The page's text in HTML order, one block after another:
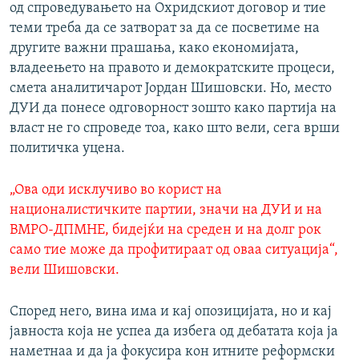
од спроведувањето на Охридскиот договор и тие
теми треба да се затворат за да се посветиме на
другите важни прашања, како економијата,
владеењето на правото и демократските процеси,
смета аналитичарот Јордан Шишовски. Но, место
ДУИ да понесе одговорност зошто како партија на
власт не го спроведе тоа, како што вели, сега врши
политичка уцена.
„Ова оди исклучиво во корист на
националистичките партии, значи на ДУИ и на
ВМРО-ДПМНЕ, бидејќи на среден и на долг рок
само тие може да профитираат од оваа ситуација“,
вели Шишовски.
Според него, вина има и кај опозицијата, но и кај
јавноста која не успеа да избега од дебатата која ја
наметнаа и да ја фокусира кон итните реформски